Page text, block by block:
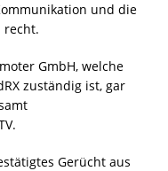
und die
recht.
GmbH, welche
zuständig ist, gar
Gerücht aus